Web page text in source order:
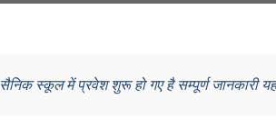
सैनिक स्कूल में प्रवेश शुरू हो गए है सम्पूर्ण जानकारी